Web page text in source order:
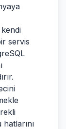
servis